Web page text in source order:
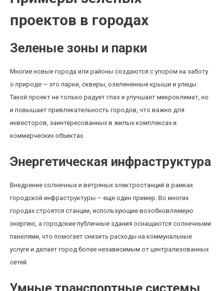
проектов в городах
Зеленые зоны и парки
Многие новые города или районы создаются с упором на заботу
о природе — это парки, скверы, озелененные крыши и улицы.
Такой проект не только радует глаз и улучшает микроклимат, но
и повышает привлекательность городов, что важно для
инвесторов, заинтересованных в жилых комплексах и
коммерческих объектах.
Энергетическая инфраструктура
Внедрение солнечных и ветряных электростанций в рамках
городской инфраструктуры – еще один пример. Во многих
городах строятся станции, использующие возобновляемую
энергию, а городские публичные здания оснащаются солнечными
панелями, что помогает снизить расходы на коммунальные
услуги и делает город более независимым от централизованных
сетей.
Умные транспортные системы